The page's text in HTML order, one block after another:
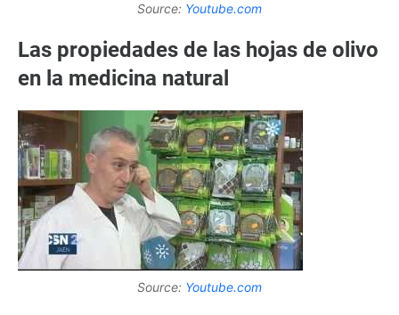
Source: Youtube.com
Las propiedades de las hojas de olivo
en la medicina natural
Source: Youtube.com